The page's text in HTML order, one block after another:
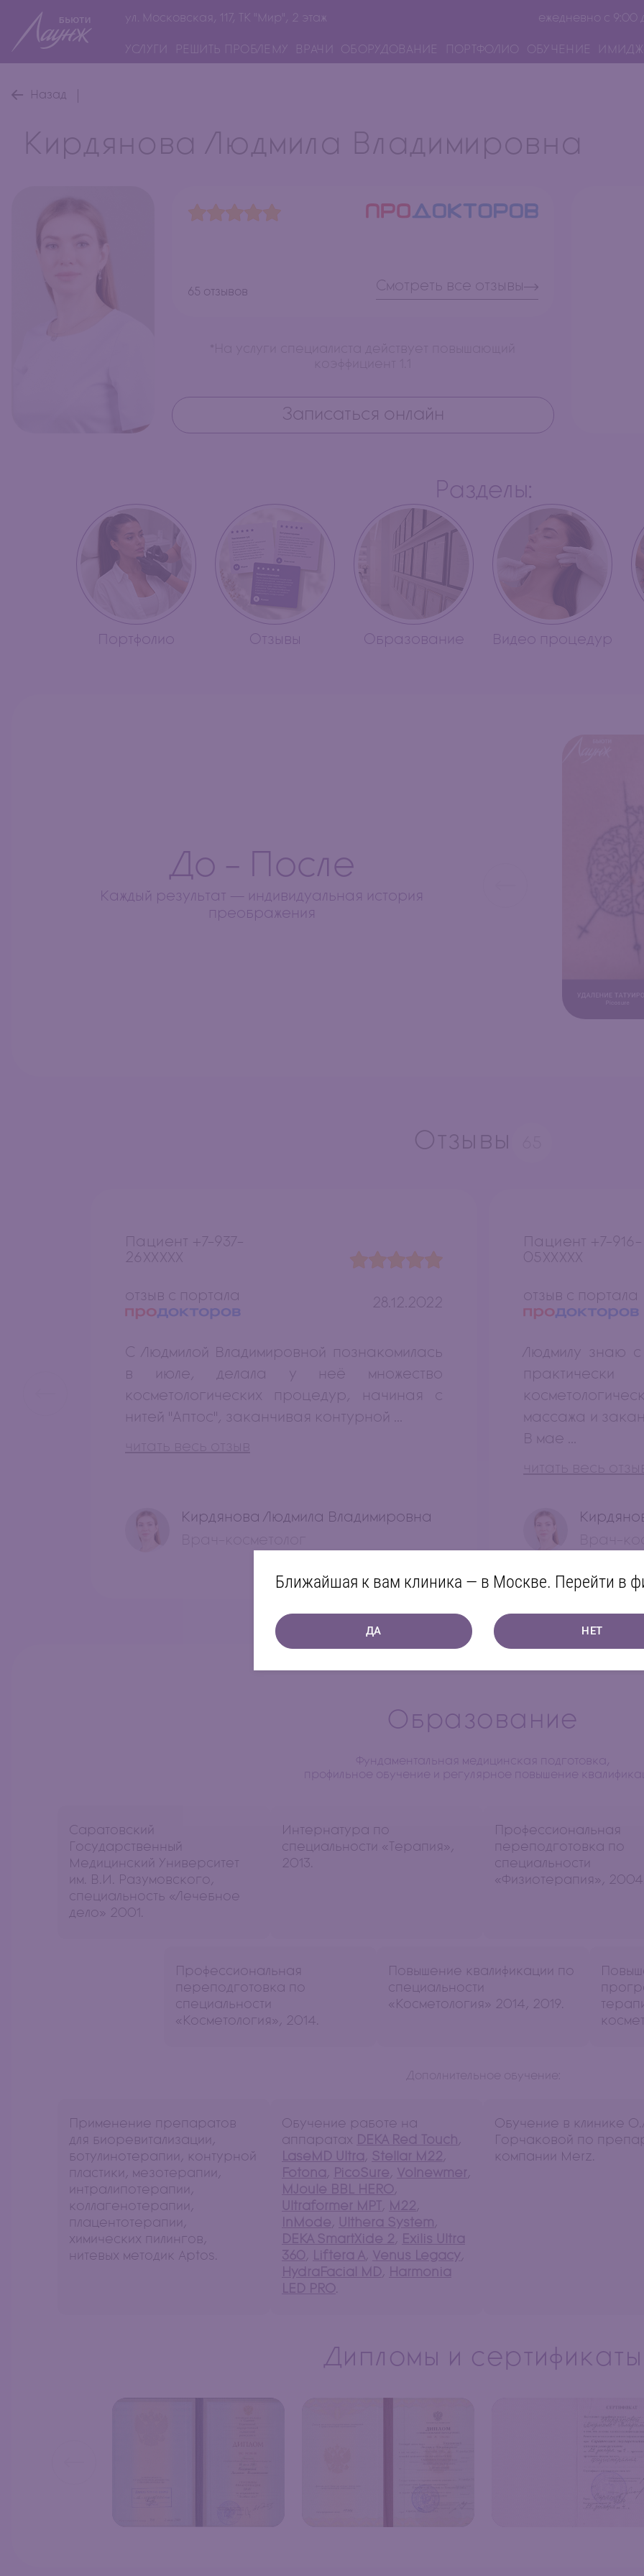
ул. Московская, 117, ТК "Мир", 2 этаж ежедневно с 9:00
УСЛУГИ РЕШИТЬ ПРОБЛЕМУ ВРАЧИ ОБОРУДОВАНИЕ ПОРТФОЛИО ОБУЧЕНИЕ
Назад
Кирдянова Людмила Владимировна
65 отзывов Смотреть все отзывы
Записаться онлайн
Разделы:
Портфолио Отзывы Образование Видео процедур
До - После
Каждый результат — индивидуальная история
преображения
Отзывы
отзыв с портала
Пациент +7-937-
26XXXXX
28.12.2022
С Людмилой Владимировной познакомилась
в июле, делала у неё множество
косметологических процедур, начиная с
нитей "Аптос", заканчивая контурной ...
Кирдянова Людмила Владимировна
отзыв с портала
Пациент +7-916-
05XXXXX
Людмилу знаю
массажа и
В мае ...
Образование
Фундаментальная медицинская подготовка,
профильное обучение и регулярное повышение
Саратовский
Государственный
Медицинский Университет
им. В.И. Разумовского,
специальность «Лечебное
дело» 2001.
Интернатура по
специальности «Терапия»,
2013.
Профессиональная
переподготовка по
специальности
«Физиотерапия», 2004.
Профессиональная
переподготовка по
специальности
«Косметология», 2014.
Повышение квалификации по
специальности
«Косметология» 2014, 2019.
Дополнительное обучение:
Применение препаратов
для биоревитализации,
ботулинотерапии, контурной
пластики, мезотерапии,
интралипотерапии,
коллагенотерапии,
плацентотерапии,
химических пилингов,
нитевых методик Aptos.
Обучение работе на
аппаратах DEKA Red Touch,
LaseMD Ultra, Stellar M22,
Fotona, PicoSure, Volnewmer,
MJoule BBL HERO,
Ultraformer MPT , M22,
InMode, Ulthera System,
DEKA SmartXide 2, Exilis Ultra
360, Liftera A, Venus Legacy,
HydraFacial MD, Harmonia
LED PRO.
Обучение в клинике
Горчаковой по
компании Мerz.
Дипломы и сертификаты
Ближайшая к вам клиника — в Москве. Перейти в
ДА НЕТ